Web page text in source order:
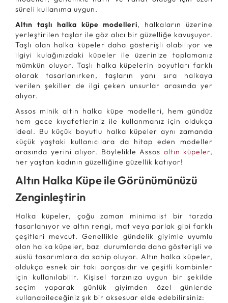
süreli kullanıma uygun.
Altın taşlı halka küpe modelleri, halkaların üzerine
yerleştirilen taşlar ile göz alıcı bir güzelliğe kavuşuyor.
Taşlı olan halka küpeler daha gösterişli olabiliyor ve
ilgiyi kulağınızdaki küpeler ile üzerinize toplamanız
mümkün oluyor. Taşlı halka küpelerin boyutları farklı
olarak tasarlanırken, taşların yanı sıra halkaya
verilen şekiller de ilgi çeken unsurlar arasında yer
alıyor.
Assos minik altın halka küpe modelleri, hem gündüz
hem gece kıyafetleriniz ile kullanmanız için oldukça
ideal. Bu küçük boyutlu halka küpeler aynı zamanda
küçük yaştaki kullanıcılara da hitap eden modeller
arasında yerini alıyor. Böylelikle Assos altın küpeler,
her yaştan kadının güzelliğine güzellik katıyor!
Altın Halka Küpe ile Görünümünüzü
Zenginleştirin
Halka küpeler, çoğu zaman minimalist bir tarzda
tasarlanıyor ve altın rengi, mat veya parlak gibi farklı
çeşitleri mevcut. Genellikle gündelik giyimle uyumlu
olan halka küpeler, bazı durumlarda daha gösterişli ve
süslü tasarımlara da sahip oluyor. Altın halka küpeler,
oldukça esnek bir takı parçasıdır ve çeşitli kombinler
için kullanılabilir. Kişisel tarzınıza uygun bir şekilde
seçim yaparak günlük giyimden özel günlerde
kullanabileceğiniz şık bir aksesuar elde edebilirsiniz: